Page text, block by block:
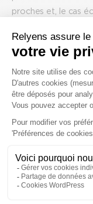
proches et, le cas
Précisons qu’en
document
l’échange oral
La HAS, dans ses
tout recueil de
d’information ,
objection à
organisée par
Sur les